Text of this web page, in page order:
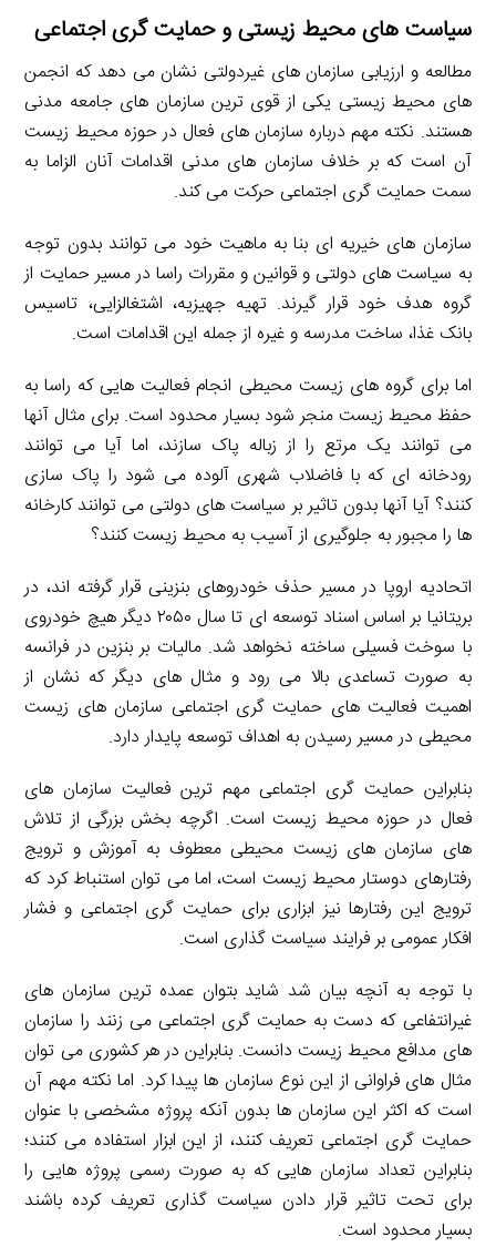
i
n
k
d
I
n
r
a
m
l
i
n
سیاست های محیط زیستی و حمایت گری اجتماعی
مطالعه و ارزیابی سازمان های غیردولتی نشان می دهد که انجمن
های محیط زیستی یکی از قوی ترین سازمان های جامعه مدنی
هستند. نکته مهم درباره سازمان های فعال در حوزه محیط زیست
آن است که بر خلاف سازمان های مدنی اقدامات آنان الزاما به
سمت حمایت گری اجتماعی حرکت می کند.
سازمان های خیریه ای بنا به ماهیت خود می توانند بدون توجه
به سیاست های دولتی و قوانین و مقررات راسا در مسیر حمایت از
گروه هدف خود قرار گیرند. تهیه جهیزیه، اشتغالزایی، تاسیس
بانک غذا، ساخت مدرسه و غیره از جمله این اقدامات است.
اما برای گروه های زیست محیطی انجام فعالیت هایی که راسا به
حفظ محیط زیست منجر شود بسیار محدود است. برای مثال آنها
می توانند یک مرتع را از زباله پاک سازند، اما آیا می توانند
رودخانه ای که با فاضلاب شهری آلوده می شود را پاک سازی
کنند؟ آیا آنها بدون تاثیر بر سیاست های دولتی می توانند کارخانه
ها را مجبور به جلوگیری از آسیب به محیط زیست کنند؟
اتحادیه اروپا در مسیر حذف خودروهای بنزینی قرار گرفته اند، در
بریتانیا بر اساس اسناد توسعه ای تا سال ۲۰۵۰ دیگر هیچ خودروی
با سوخت فسیلی ساخته نخواهد شد. مالیات بر بنزین در فرانسه
به صورت تساعدی بالا می رود و مثال های دیگر که نشان از
اهمیت فعالیت های حمایت گری اجتماعی سازمان های زیست
محیطی در مسیر رسیدن به اهداف توسعه پایدار دارد.
بنابراین حمایت گری اجتماعی مهم ترین فعالیت سازمان های
فعال در حوزه محیط زیست است. اگرچه بخش بزرگی از تلاش
های سازمان های زیست محیطی معطوف به آموزش و ترویج
رفتارهای دوستار محیط زیست است، اما می توان استنباط کرد که
ترویج این رفتارها نیز ابزاری برای حمایت گری اجتماعی و فشار
افکار عمومی بر فرایند سیاست گذاری است.
با توجه به آنچه بیان شد شاید بتوان عمده ترین سازمان های
غیرانتفاعی که دست به حمایت گری اجتماعی می زنند را سازمان
های مدافع محیط زیست دانست. بنابراین در هر کشوری می توان
مثال های فراوانی از این نوع سازمان ها پیدا کرد. اما نکته مهم آن
است که اکثر این سازمان ها بدون آنکه پروژه مشخصی با عنوان
حمایت گری اجتماعی تعریف کنند، از این ابزار استفاده می کنند؛
بنابراین تعداد سازمان هایی که به صورت رسمی پروژه هایی را
برای تحت تاثیر قرار دادن سیاست گذاری تعریف کرده باشند
بسیار محدود است.